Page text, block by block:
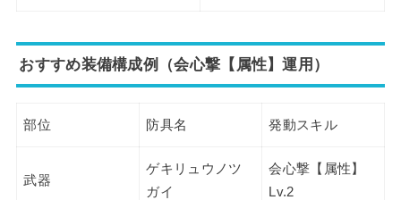
おすすめ装備構成例（会心撃【属性】運用）
部位 防具名 発動スキル
武器
ゲキリュウノツ
ガイ
会心撃【属性】
Lv.2